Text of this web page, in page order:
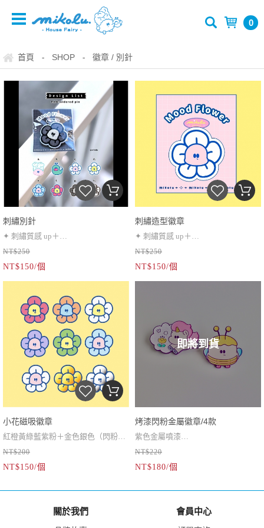
0
首頁 - SHOP - 徽章 / 別針
刺繡別針
✦ 刺繡質感 up＋
✦ 安全鎖別針不易脫落
（為使別針固定，背面會有些許溢
NT$250
NT$150/個
刺繡造型徽章
✦ 刺繡質感 up＋
✦ 安全鎖別針更牢固
NT$250
NT$150/個
小花磁吸徽章
紅橙黃綠藍紫粉＋金色銀色（閃粉）
強力磁吸徽章，包包衣服就不怕破掉
了
NT$200
NT$150/個
即將到貨
烤漆閃粉金屬徽章/4款
紫色金屬噴漆
閃粉烤漆
NT$220
NT$180/個
關於我們 會員中心